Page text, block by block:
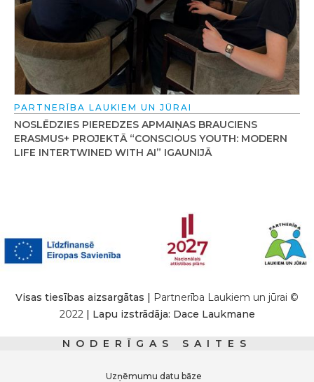
PARTNERĪBA LAUKIEM UN JŪRAI
NOSLĒDZIES PIEREDZES APMAIŅAS BRAUCIENS
ERASMUS+ PROJEKTĀ “CONSCIOUS YOUTH: MODERN
LIFE INTERTWINED WITH AI” IGAUNIJĀ
Visas tiesības aizsargātas | Partnerība Laukiem un jūrai ©
2022| Lapu izstrādāja: Dace Laukmane
NODERĪGAS SAITES
Uzņēmumu datu bāze